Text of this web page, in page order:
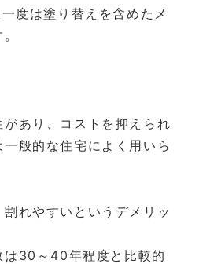
度は塗り替えを含めたメ
あり、コストを抑えられ
般的な住宅によく用いら
れやすいというデメリッ
は30～40年程度と比較的